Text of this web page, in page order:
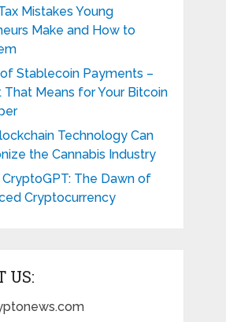
Mistakes Young
Make and How to
Stablecoin Payments –
That Means for Your Bitcoin
Technology Can
the Cannabis Industry
The Dawn of
Cryptocurrency
US: